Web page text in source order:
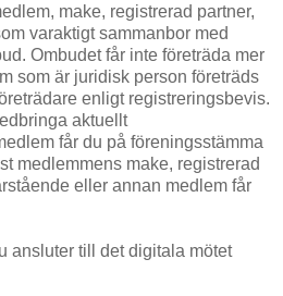
make, registrerad partner,
varaktigt sammanbor med
Ombudet får inte företräda mer
som är juridisk person företräds
enligt registreringsbevis.
aktuellt
får du på föreningsstämma
medlemmens make, registrerad
eller annan medlem får
ansluter till det digitala mötet